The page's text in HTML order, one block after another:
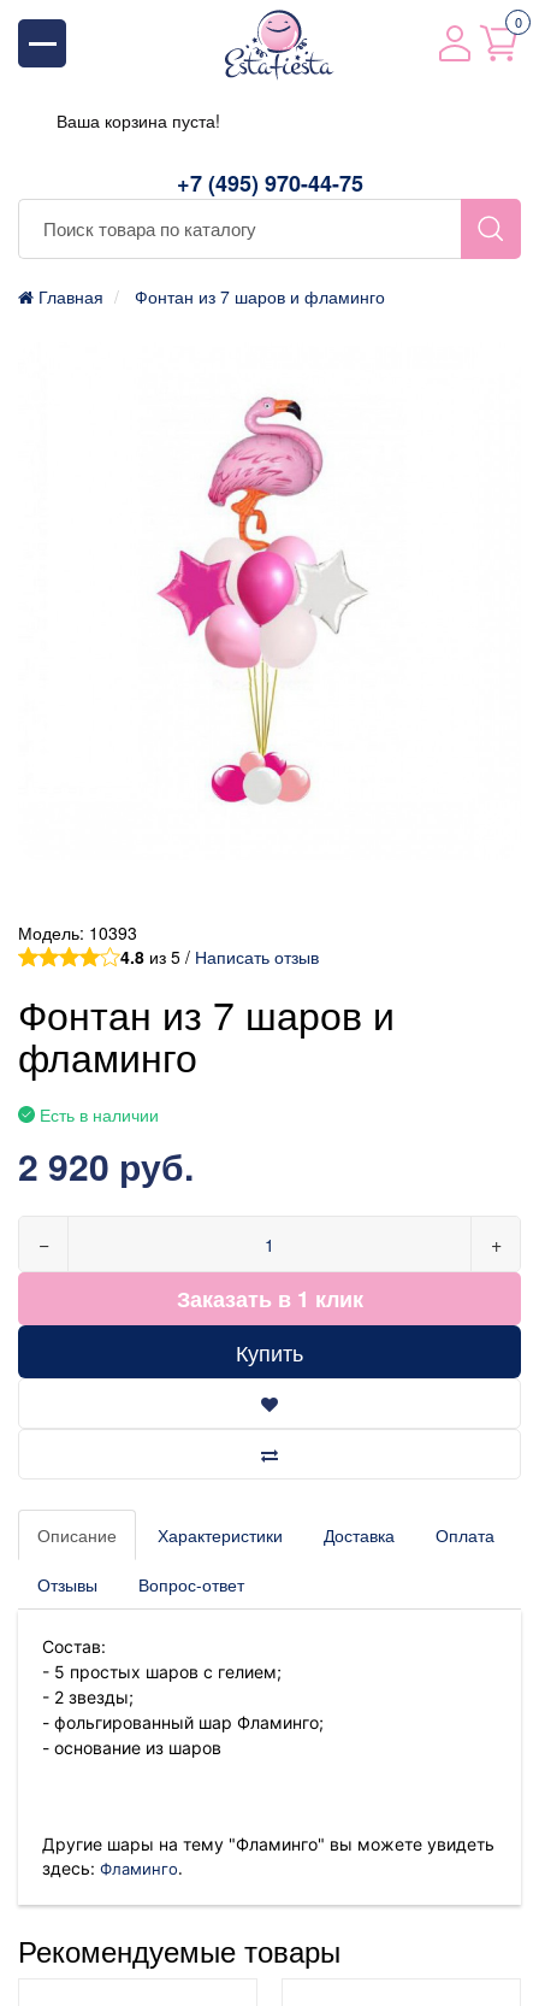
+7 (495) 970-44-75
0
Ваша корзина пуста!
Главная Фонтан из 7 шаров и фламинго
Модель: 10393
4.8 из 5 / Написать отзыв
Фонтан из 7 шаров и
фламинго
Есть в наличии
2 920 руб.
− +
Заказать в 1 клик
Купить
Описание Характеристики Доставка Оплата
Отзывы Вопрос-ответ
Состав:
- 5 простых шаров с гелием;
- 2 звезды;
- фольгированный шар Фламинго;
- основание из шаров
Другие шары на тему "Фламинго" вы можете увидеть
здесь: Фламинго.
Рекомендуемые товары